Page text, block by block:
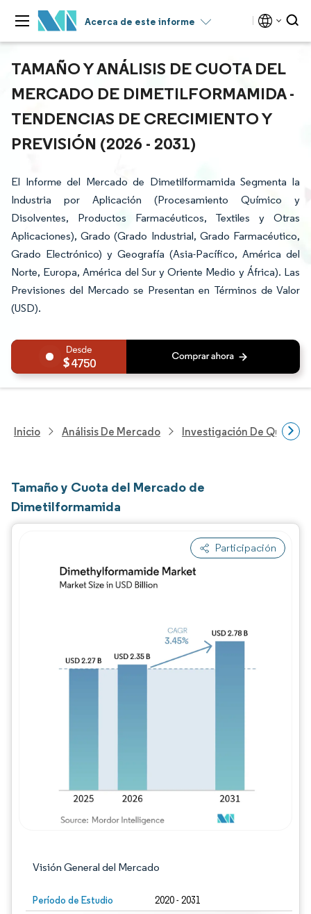
Acerca de este informe
TAMAÑO Y ANÁLISIS DE CUOTA DEL
MERCADO DE DIMETILFORMAMIDA -
TENDENCIAS DE CRECIMIENTO Y
PREVISIÓN (2026 - 2031)
El Informe del Mercado de Dimetilformamida Segmenta la
Industria por Aplicación (Procesamiento Químico y
Disolventes, Productos Farmacéuticos, Textiles y Otras
Aplicaciones), Grado (Grado Industrial, Grado Farmacéutico,
Grado Electrónico) y Geografía (Asia-Pacífico, América del
Norte, Europa, América del Sur y Oriente Medio y África). Las
Previsiones del Mercado se Presentan en Términos de Valor
(USD).
4750
Inicio Análisis De Mercado Investigación De
Tamaño y Cuota del Mercado de
Dimetilformamida
Participación
Visión General del Mercado
Período de Estudio 2020 - 2031